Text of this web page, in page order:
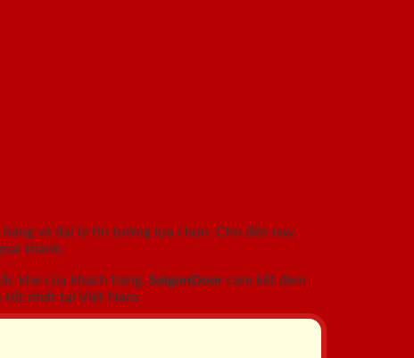
và đại lý tin tưởng lựa chọn. Cho đến nay
thành.
khe của khách hàng. SaigonDoor cam kết đem
tốt nhất tại Việt Nam.